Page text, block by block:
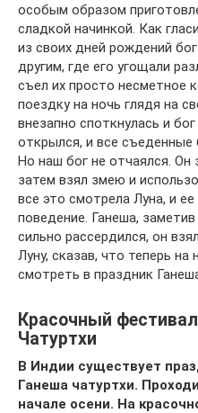
особым образом
сладкой начинкой. Как
из своих дней рождений
другим, где его угощали
съел их просто несметное
поездку на ночь глядя на
внезапно споткнулась и
открылся, и все съеденные
Но наш бог не отчаялся. Он
затем взял змею и
все это смотрела Луна, и
поведение. Ганеша,
сильно рассердился, он
Луну, сказав, что теперь
смотреть в праздник
Красочный
Чатуртхи
В Индии существует
Ганеша чатуртхи.
начале осени. На